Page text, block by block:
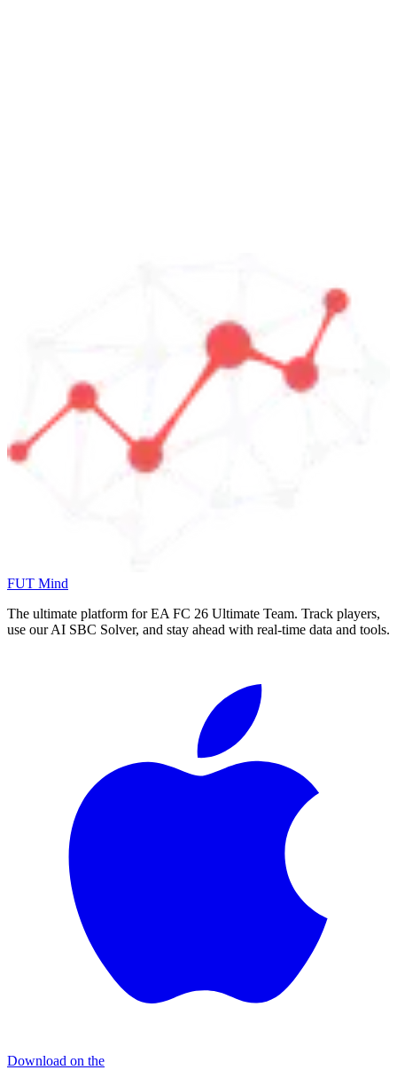
FUT Mind
The ultimate platform for EA FC 26 Ultimate Team. Track players,
use our AI SBC Solver, and stay ahead with real-time data and tools.
Download on the